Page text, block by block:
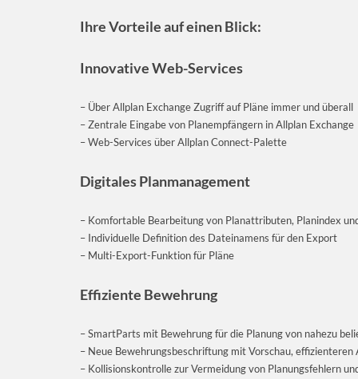
Ihre Vorteile auf einen Blick:
Innovative Web-Services
– Über Allplan Exchange Zugriff auf Pläne immer und überall
– Zentrale Eingabe von Planempfängern in Allplan Exchange
– Web-Services über Allplan Connect-Palette
Digitales Planmanagement
– Komfortable Bearbeitung von Planattributen, Planindex
– Individuelle Definition des Dateinamens für den Export
– Multi-Export-Funktion für Pläne
Effiziente Bewehrung
– SmartParts mit Bewehrung für die Planung von nahezu
– Neue Bewehrungsbeschriftung mit Vorschau,
– Kollisionskontrolle zur Vermeidung von Planungsfehlern